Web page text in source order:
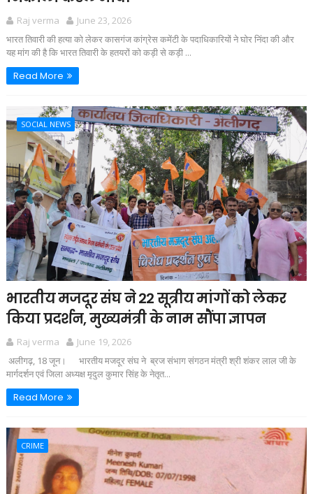
Raj verma
June 23, 2026
भारत तिवारी की हत्या को लेकर कासगंज कांग्रेस कमेंटी के पदाधिकारियों ने घोर निंदा की और
यह मांग की है कि भारत तिवारी के हतयरों को कड़ी से कड़ी ...
Read More
SOCIAL NEWS
भारतीय मजदूर संघ ने 22 सूत्रीय मांगों को लेकर
किया प्रदर्शन, मुख्यमंत्री के नाम सौंपा ज्ञापन
Raj verma
June 19, 2026
अलीगढ़, 18 जून। भारतीय मजदूर संघ ने ब्रज संभाग संगठन मंत्री श्री शंकर लाल जी के
मार्गदर्शन एवं जिला अध्यक्ष मृदुल कुमार सिंह के नेतृत...
Read More
CRIME